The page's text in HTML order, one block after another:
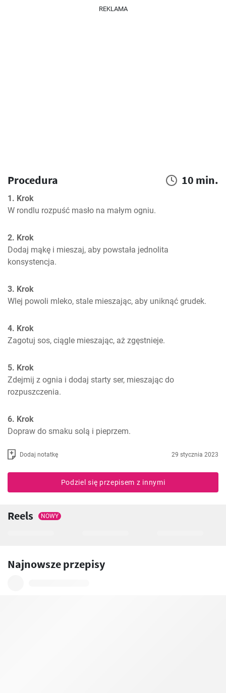
REKLAMA
Procedura 10 min.
1. Krok
W rondlu rozpuść masło na małym ogniu.
2. Krok
Dodaj mąkę i mieszaj, aby powstała jednolita
konsystencja.
3. Krok
Wlej powoli mleko, stale mieszając, aby uniknąć grudek.
4. Krok
Zagotuj sos, ciągle mieszając, aż zgęstnieje.
5. Krok
Zdejmij z ognia i dodaj starty ser, mieszając do
rozpuszczenia.
6. Krok
Dopraw do smaku solą i pieprzem.
Dodaj notatkę 29 stycznia 2023
Podziel się przepisem z innymi
Reels NOWY
Najnowsze przepisy